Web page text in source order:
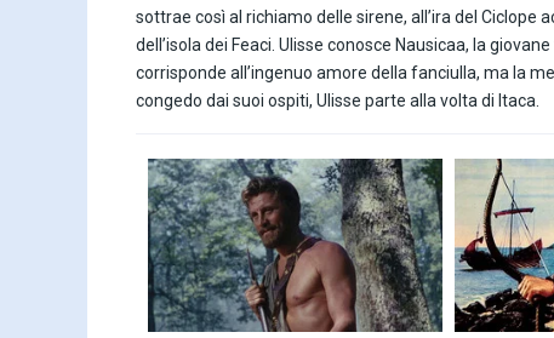
sottrae così al richiamo delle sirene, all’ira del
dell’isola dei Feaci. Ulisse conosce Nausicaa, la
corrisponde all’ingenuo amore della fanciulla, ma la
congedo dai suoi ospiti, Ulisse parte alla volta di Itaca.